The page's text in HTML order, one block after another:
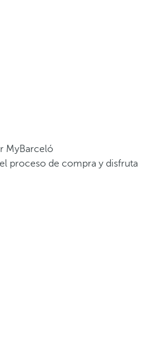
MyBarceló
proceso de compra y disfruta